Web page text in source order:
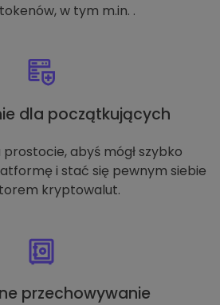
w tym m.in. .
dla początkujących
abyś mógł szybko
i stać się pewnym siebie
kryptowalut.
przechowywanie